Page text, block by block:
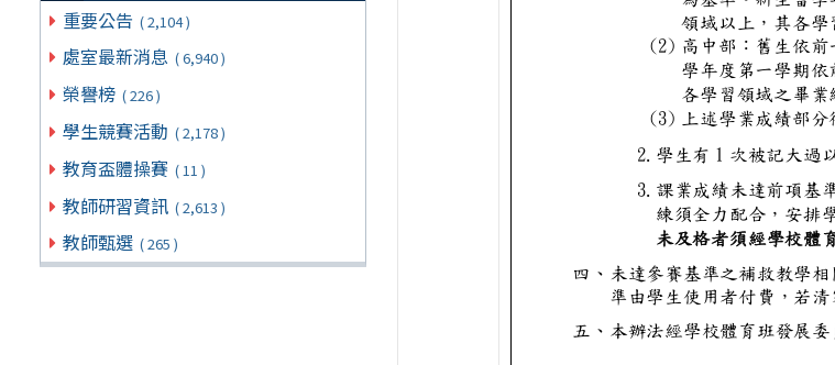
重要公告 ( 2,104 )
處室最新消息 ( 6,940 )
榮譽榜 ( 226 )
學生競賽活動 ( 2,178 )
教育盃體操賽 ( 11 )
教師研習資訊 ( 2,613 )
教師甄選 ( 265 )